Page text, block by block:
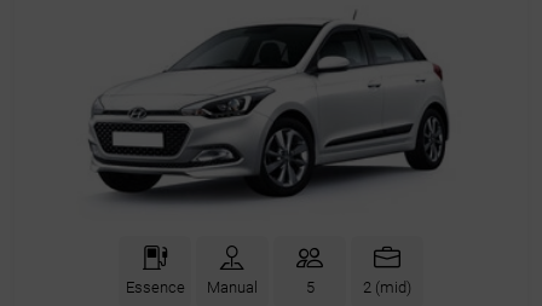
Essence Manual 5 2 (mid)